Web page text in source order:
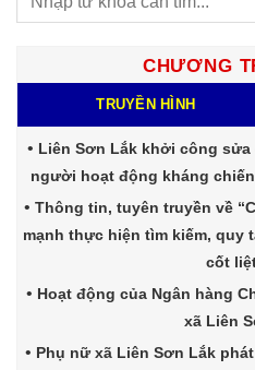
CHƯƠNG
TRUYỀN HÌNH
Liên Sơn Lắk khởi công
người hoạt động kháng
Thông tin, tuyên truyền về
mạnh thực hiện tìm kiếm, quy
cốt
Hoạt động của Ngân hàng
xã Liên
Phụ nữ xã Liên Sơn Lắk